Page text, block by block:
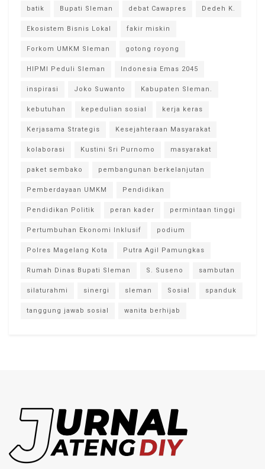
batik Bupati Sleman debat Cawapres Dedeh K.
Ekosistem Bisnis Lokal fakir miskin
Forkom UMKM Sleman gotong royong
HIPMI Peduli Sleman Indonesia Emas 2045
inspirasi Joko Suwanto Kabupaten Sleman.
kebutuhan kepedulian sosial kerja keras
Kerjasama Strategis Kesejahteraan Masyarakat
kolaborasi Kustini Sri Purnomo masyarakat
paket sembako pembangunan berkelanjutan
Pemberdayaan UMKM Pendidikan
Pendidikan Politik peran kader permintaan tinggi
Pertumbuhan Ekonomi Inklusif podium
Polres Magelang Kota Putra Agil Pamungkas
Rumah Dinas Bupati Sleman S. Suseno sambutan
silaturahmi sinergi sleman Sosial spanduk
tanggung jawab sosial wanita berhijab